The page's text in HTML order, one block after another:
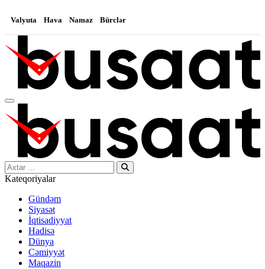
Valyuta Hava Namaz Bürclər
Search…
Kateqoriyalar
Gündəm
Siyasət
İqtisadiyyat
Hadisə
Dünya
Cəmiyyət
Maqazin